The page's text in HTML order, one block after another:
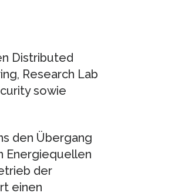
Distributed
Research Lab
sowie
den Übergang
Energiequellen
der
einen